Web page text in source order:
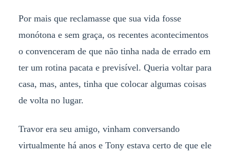
Por mais que reclamasse que sua vida fosse
monótona e sem graça, os recentes acontecimentos
o convenceram de que não tinha nada de errado em
ter um rotina pacata e previsível. Queria voltar para
casa, mas, antes, tinha que colocar algumas coisas
de volta no lugar.
Travor era seu amigo, vinham conversando
virtualmente há anos e Tony estava certo de que ele